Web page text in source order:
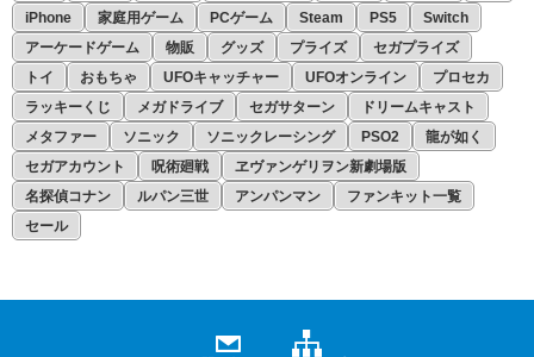
iPhone
家庭用ゲーム PCゲーム Steam PS5
Switch
アーケードゲーム
物販 グッズ プライズ
セガプライズ
トイ
おもちゃ UFOキャッチャー UFOオンライン
プロセカ
ラッキーくじ
メガドライブ セガサターン
ドリームキャスト
メタファー
ソニック ソニックレーシング PSO2
龍が如く
セガアカウント
呪術廻戦
ヱヴァンゲリヲン新劇場版
名探偵コナン
ルパン三世 アンパンマン
ファンキット一覧
セール